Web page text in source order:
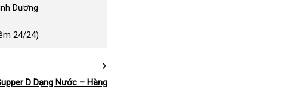
Dương
24/24)
D Dạng Nước – Hàng